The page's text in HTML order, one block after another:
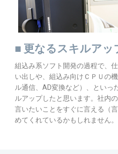
■ 更なるスキルア
組込み系ソフト開発の過程で、
い出しや、組込み向けＣＰＵの
ル通信、AD変換など）、といっ
ルアップしたと思います。社内
言いたいことをすぐに言える（
めてくれているかもしれません。